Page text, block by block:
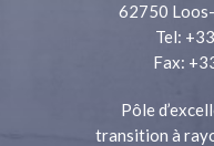
62750
Tel:
Fax:
Pôle
transition à